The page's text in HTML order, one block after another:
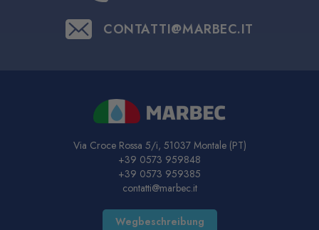
CONTATTI@MARBEC.IT
Via Croce Rossa 5/i, 51037 Montale (PT)
+39 0573 959848
+39 0573 959385
contatti@marbec.it
Wegbeschreibung